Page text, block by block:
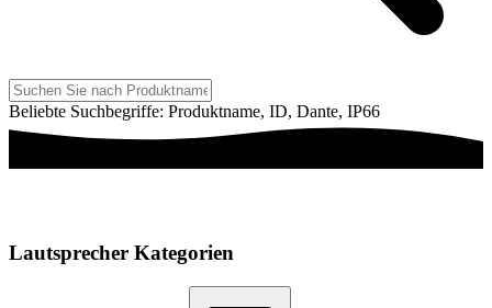
Beliebte Suchbegriffe: Produktname, ID, Dante, IP66
Lautsprecher Kategorien